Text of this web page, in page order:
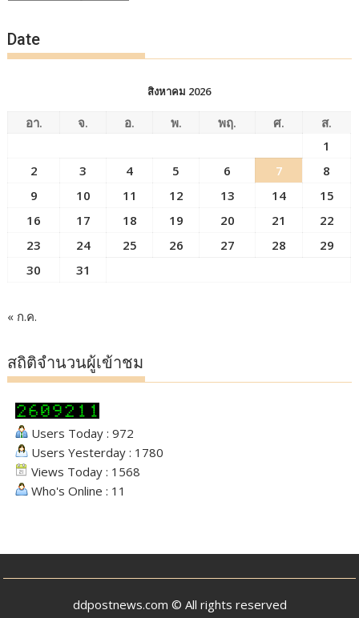
Date
สิงหาคม 2026
อา. จ. อ. พ. พฤ. ศ.
ส.
1
2
3 4 5 6 7
8
9
10 11 12 13 14
15
16
17 18 19 20 21
22
23
24 25 26 27 28
29
30
31
« ก.ค.
สถิติจำนวนผู้เข้าชม
Users Today : 972
Users Yesterday : 1780
Views Today : 1568
Who's Online : 11
ddpostnews.com © All rights reserved